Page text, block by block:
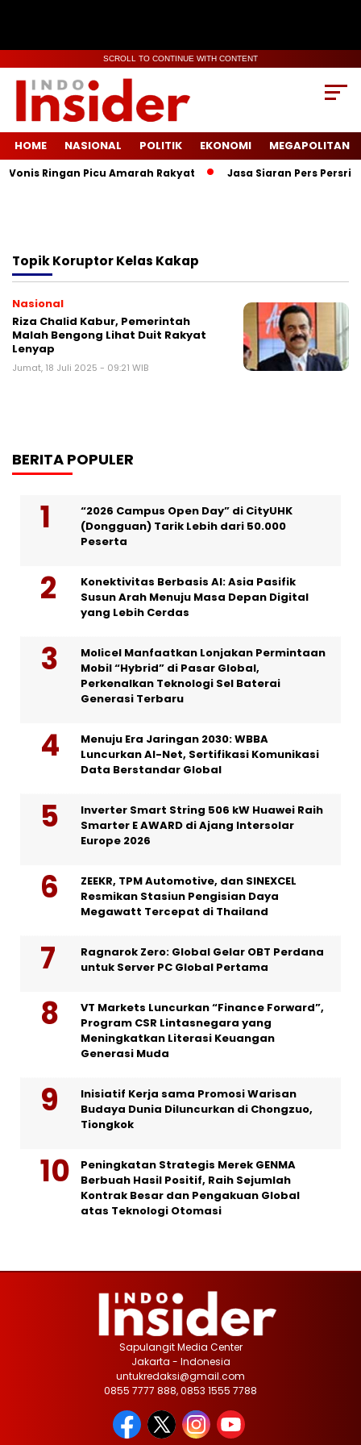
SCROLL TO CONTINUE WITH CONTENT
HOME NASIONAL POLITIK EKONOMI MEGAPOLITAN
Ringan Picu Amarah Rakyat Jasa Siaran Pers
TopikKoruptor Kelas Kakap
Nasional
Riza Chalid Kabur, Pemerintah
Malah Bengong Lihat Duit Rakyat
Lenyap
Jumat, 18 Juli 2025 - 09:21 WIB
BERITA POPULER
“2026 Campus Open Day” di CityUHK
(Dongguan) Tarik Lebih dari 50.000
Peserta
Konektivitas Berbasis AI: Asia Pasifik
Susun Arah Menuju Masa Depan Digital
yang Lebih Cerdas
Molicel Manfaatkan Lonjakan Permintaan
Mobil “Hybrid” di Pasar Global,
Perkenalkan Teknologi Sel Baterai
Generasi Terbaru
Menuju Era Jaringan 2030: WBBA
Luncurkan AI-Net, Sertifikasi Komunikasi
Data Berstandar Global
Inverter Smart String 506 kW Huawei Raih
Smarter E AWARD di Ajang Intersolar
Europe 2026
ZEEKR, TPM Automotive, dan SINEXCEL
Resmikan Stasiun Pengisian Daya
Megawatt Tercepat di Thailand
Ragnarok Zero: Global Gelar OBT Perdana
untuk Server PC Global Pertama
VT Markets Luncurkan “Finance Forward”,
Program CSR Lintasnegara yang
Meningkatkan Literasi Keuangan
Generasi Muda
Inisiatif Kerja sama Promosi Warisan
Budaya Dunia Diluncurkan di Chongzuo,
Tiongkok
Peningkatan Strategis Merek GENMA
Berbuah Hasil Positif, Raih Sejumlah
Kontrak Besar dan Pengakuan Global
atas Teknologi Otomasi
Sapulangit Media Center
Jakarta - Indonesia
untukredaksi@gmail.com
0855 7777 888, 0853 1555 7788